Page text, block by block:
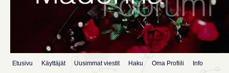
Etusivu Käyttäjät Uusimmat viestit Haku Oma Profiili Info